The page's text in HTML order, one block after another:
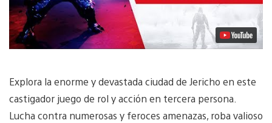
Explora la enorme y devastada ciudad de Jericho en este
castigador juego de rol y acción en tercera persona.
Lucha contra numerosas y feroces amenazas, roba valioso